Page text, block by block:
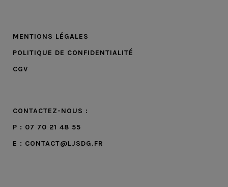
MENTIONS LÉGALES
POLITIQUE DE CONFIDENTIALITÉ
CGV
CONTACTEZ-NOUS :
P : 07 70 21 48 55
E : CONTACT@LJSDG.FR